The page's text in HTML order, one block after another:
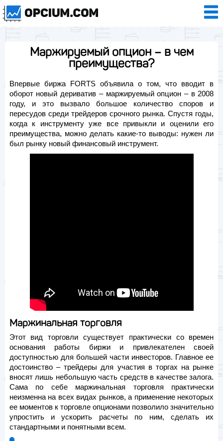
Маржируемый опцион – в чем
преимущества?
Впервые биржа FORTS объявила о том, что вводит в
оборот новый дериватив – маржируемый опцион – в 2008
году, и это вызвало большое количество споров и
пересудов среди трейдеров срочного рынка. Спустя годы,
когда к инструменту уже все привыкли и оценили его
преимущества, можно делать какие-то выводы: нужен ли
был рынку новый финансовый инструмент.
Маржинальная торговля
Этот вид торговли существует практически со времен
основания работы биржи и привлекателен своей
доступностью для большей части инвесторов. Главное ее
достоинство – трейдеры для участия в торгах на рынке
вносят лишь небольшую часть средств в качестве залога.
Сама по себе маржинальная торговля практически
неизменна на всех видах рынков, а применение некоторых
ее моментов к торговле опционами позволило значительно
упростить и ускорить расчеты по ним, сделать их
стандартными и понятными всем.